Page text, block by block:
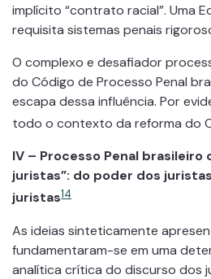
implícito “contrato racial”. Uma
requisita sistemas penais
O complexo e desafiador
do Código de Processo Penal
escapa dessa influência. Por
todo o contexto da reforma do
IV – Processo Penal brasileiro
juristas”: do poder dos
juristas14
As ideias sinteticamente
fundamentaram-se em uma
analítica crítica do discurso dos